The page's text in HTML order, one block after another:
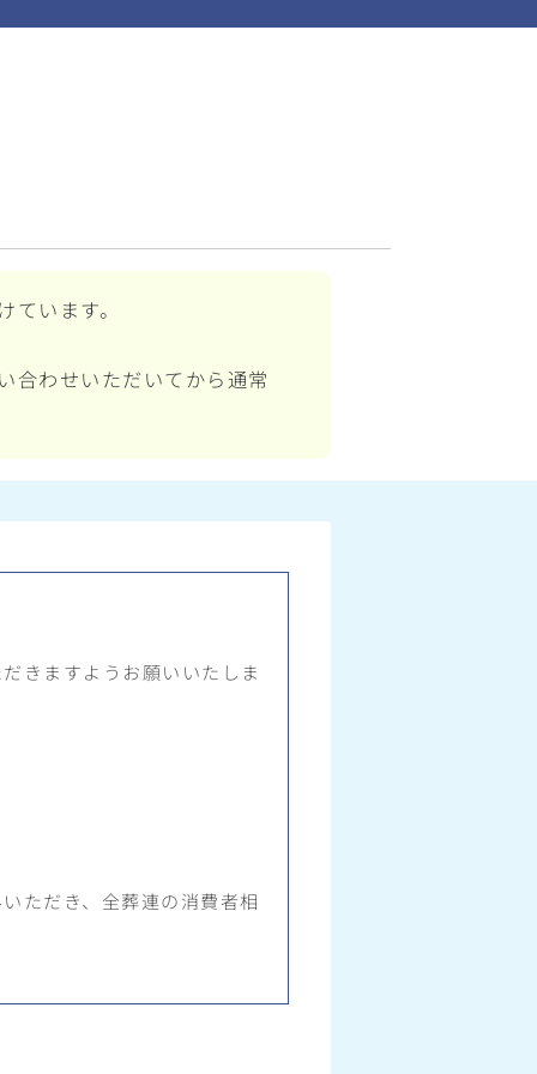
います。
合わせいただいてから通常
きますようお願いいたしま
ただき、全葬連の消費者相